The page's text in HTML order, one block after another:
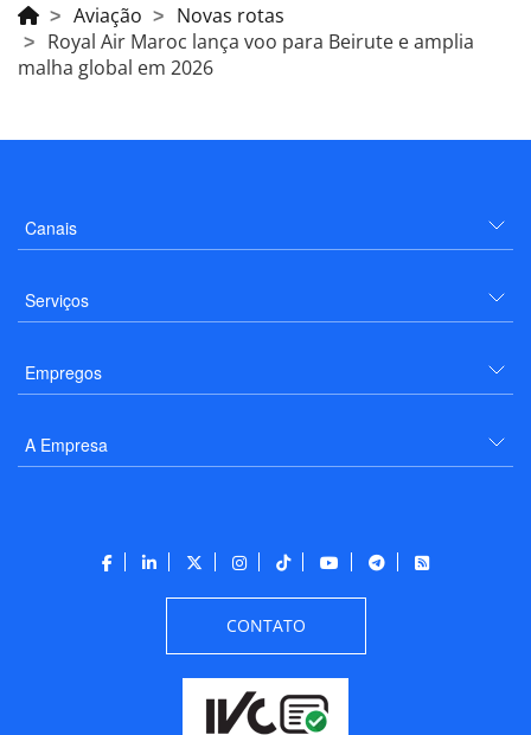
Aviação
Novas rotas
Royal Air Maroc lança voo para Beirute e amplia
malha global em 2026
Canais
Serviços
Empregos
A Empresa
CONTATO